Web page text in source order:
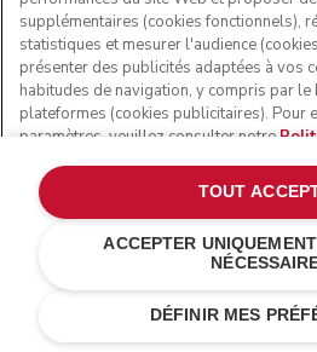
supplémentaires (cookies fonctionnels),
statistiques et mesurer l'audience
présenter des publicités adaptées à vos
habitudes de navigation, y compris par
plateformes (cookies publicitaires). Pour
paramètres, veuillez consulter notre
collectées via les cookies, veuillez
confidentialité
DÉFINIR MES
ACCEPTER
TOUT